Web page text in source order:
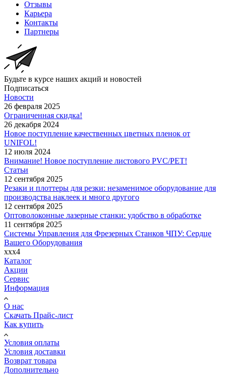
Отзывы
Карьера
Контакты
Партнеры
Будьте в курсе наших акций и новостей
Подписаться
Новости
26 февраля 2025
Ограниченная скидка!
26 декабря 2024
Новое поступление качественных цветных пленок от
UNIFOL!
12 июля 2024
Внимание! Новое поступление листового PVC/PET!
Статьи
12 сентября 2025
Резаки и плоттеры для резки: незаменимое оборудование для
производства наклеек и много другого
12 сентября 2025
Оптоволоконные лазерные станки: удобство в обработке
11 сентября 2025
Системы Управления для Фрезерных Станков ЧПУ: Сердце
Вашего Оборудования
xxx4
Каталог
Акции
Сервис
Информация
О нас
Скачать Прайс-лист
Как купить
Условия оплаты
Условия доставки
Возврат товара
Дополнительно